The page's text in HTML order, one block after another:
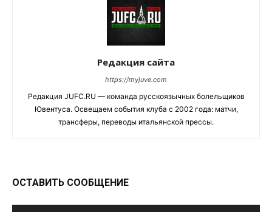
Редакция сайта
https://myjuve.com
Редакция JUFC.RU — команда русскоязычных болельщиков
Ювентуса. Освещаем события клуба с 2002 года: матчи,
трансферы, переводы итальянской прессы.
ОСТАВИТЬ СООБЩЕНИЕ